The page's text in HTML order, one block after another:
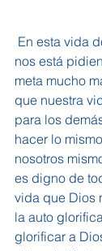
nos está
meta mucho
que nuestra
para los
hacer lo
nosotros
es digno de
vida que Dios
la auto
glorificar a